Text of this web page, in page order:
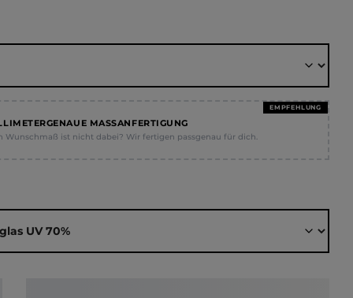
EMPFEHLUNG
MASSANFERTIGUNG
Wunschmaß ist nicht dabei? Wir fertigen passgenau für dich.